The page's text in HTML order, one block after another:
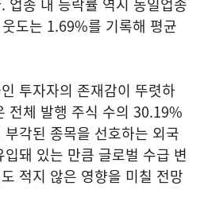
업종 내 등락률 역시 동일업종
도는 1.69%를 기록해 평균
투자자의 존재감이 뚜렷하
전체 발행 주식 수의 30.19%
각된 종목을 선호하는 외국
돼 있는 만큼 글로벌 수급 변
적지 않은 영향을 미칠 전망